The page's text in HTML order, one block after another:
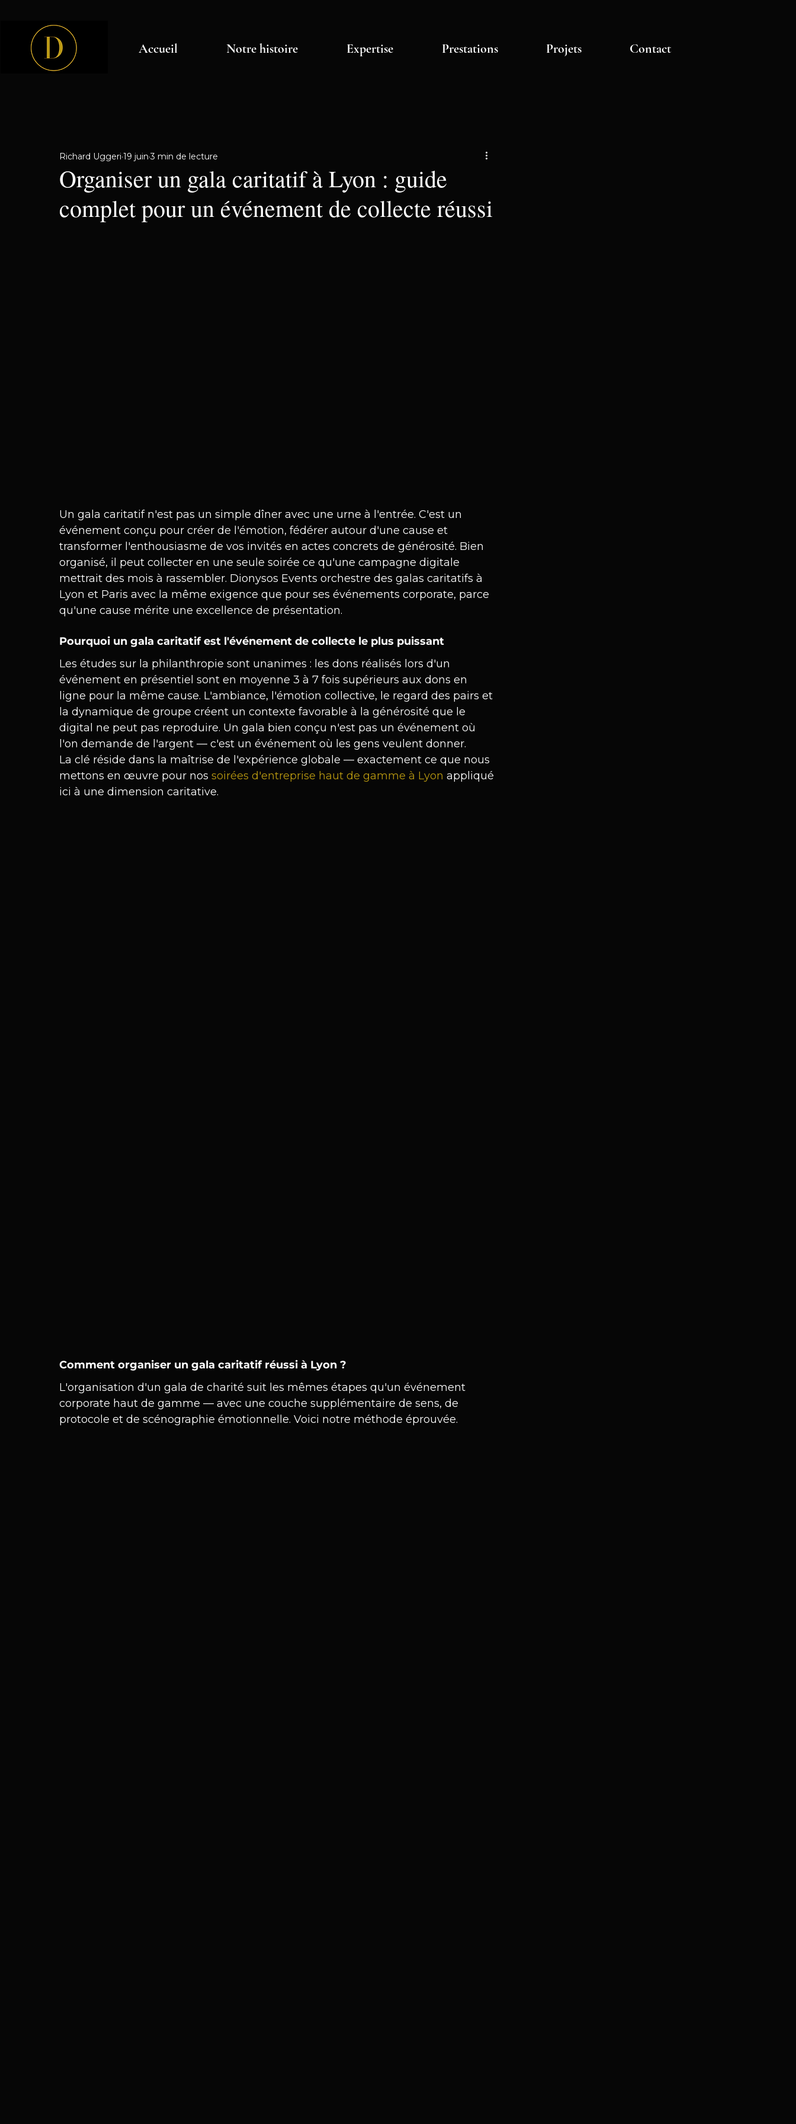
Accueil Notre histoire Expertise Prestations Projets Contact
Organiser un gala caritatif à Lyon : guide
complet pour un événement de collecte réussi
Richard Uggeri 19 juin 3 min de lecture
Un gala caritatif n'est pas un simple dîner avec une urne à l'entrée. C'est un
événement conçu pour créer de l'émotion, fédérer autour d'une cause et
transformer l'enthousiasme de vos invités en actes concrets de générosité. Bien
organisé, il peut collecter en une seule soirée ce qu'une campagne digitale
mettrait des mois à rassembler. Dionysos Events orchestre des galas caritatifs à
Lyon et Paris avec la même exigence que pour ses événements corporate, parce
qu'une cause mérite une excellence de présentation.
Pourquoi un gala caritatif est l'événement de collecte le plus puissant
Les études sur la philanthropie sont unanimes : les dons réalisés lors d'un
événement en présentiel sont en moyenne 3 à 7 fois supérieurs aux dons en
ligne pour la même cause. L'ambiance, l'émotion collective, le regard des pairs et
la dynamique de groupe créent un contexte favorable à la générosité que le
digital ne peut pas reproduire. Un gala bien conçu n'est pas un événement où
l'on demande de l'argent — c'est un événement où les gens veulent donner.
La clé réside dans la maîtrise de l'expérience globale — exactement ce que nous
mettons en œuvre pour nos soirées d'entreprise haut de gamme à Lyon appliqué
ici à une dimension caritative.
Comment organiser un gala caritatif réussi à Lyon ?
L'organisation d'un gala de charité suit les mêmes étapes qu'un événement
corporate haut de gamme — avec une couche supplémentaire de sens, de
protocole et de scénographie émotionnelle. Voici notre méthode éprouvée.